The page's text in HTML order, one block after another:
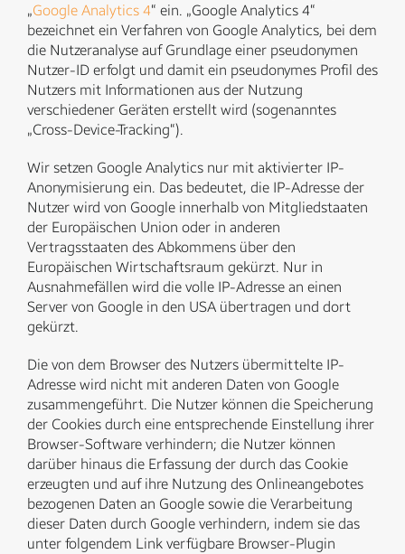
„Google Analytics 4“ ein. „Google Analytics 4“
bezeichnet ein Verfahren von Google Analytics, bei dem
die Nutzeranalyse auf Grundlage einer pseudonymen
Nutzer-ID erfolgt und damit ein pseudonymes Profil des
Nutzers mit Informationen aus der Nutzung
verschiedener Geräten erstellt wird (sogenanntes
„Cross-Device-Tracking“).
Wir setzen Google Analytics nur mit aktivierter IP-
Anonymisierung ein. Das bedeutet, die IP-Adresse der
Nutzer wird von Google innerhalb von Mitgliedstaaten
der Europäischen Union oder in anderen
Vertragsstaaten des Abkommens über den
Europäischen Wirtschaftsraum gekürzt. Nur in
Ausnahmefällen wird die volle IP-Adresse an einen
Server von Google in den USA übertragen und dort
gekürzt.
Die von dem Browser des Nutzers übermittelte IP-
Adresse wird nicht mit anderen Daten von Google
zusammengeführt. Die Nutzer können die Speicherung
der Cookies durch eine entsprechende Einstellung ihrer
Browser-Software verhindern; die Nutzer können
darüber hinaus die Erfassung der durch das Cookie
erzeugten und auf ihre Nutzung des Onlineangebotes
bezogenen Daten an Google sowie die Verarbeitung
dieser Daten durch Google verhindern, indem sie das
unter folgendem Link verfügbare Browser-Plugin